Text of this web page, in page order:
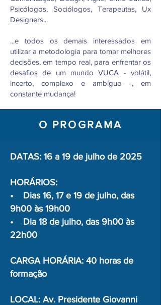
Psicólogos, Sociólogos, Terapeutas, Ux
Designers...
...e todos os demais interessados em
utilizar a metodologia para tomar melhores
decisões, em tempo real, para enfrentar os
desafios de um mundo VUCA - volátil,
incerto, complexo e ambíguo -, em
constante mudança!
O PROGRAMA
DATAS: 16 a 19 de julho de 2025
HORÁRIOS:
• Dias 16, 17 e 19 de julho, das
9h00 às 19h00
• Dia 18 de julho, das 9h00 às
22h00
CARGA HORÁRIA: 40 horas de
formação
LOCAL: Av. Presidente Giovanni